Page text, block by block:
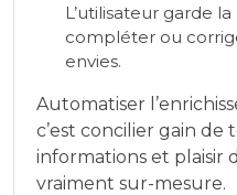
L’utilisateur garde
compléter ou
envies.
Automatiser
c’est concilier gain de
informations et plaisir
vraiment sur-mesure.